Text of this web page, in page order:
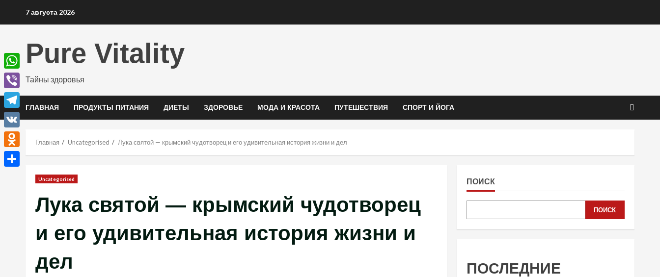
7 августа 2026
Pure Vitality
Тайны здоровья
ГЛАВНАЯ ПРОДУКТЫ ПИТАНИЯ ДИЕТЫ ЗДОРОВЬЕ МОДА И КРАСОТА ПУТЕШЕСТВИЯ СПОРТ И ЙОГА
Главная Uncategorised Лука святой — крымский чудотворец и его удивительная история жизни и дел
Uncategorised
Лука святой — крымский чудотворец
и его удивительная история жизни и
дел
ПОИСК
ПОИСК
ПОСЛЕДНИЕ
WhatsApp
Viber
Telegram
VK
Odnoklassniki
Отправить